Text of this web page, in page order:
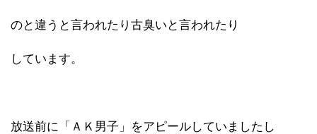
のと違うと言われたり古臭いと言われたり
しています。
放送前に「ＡＫ男子」をアピールしていましたし